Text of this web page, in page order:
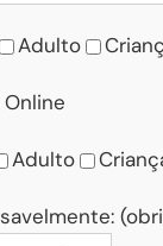
Adulto
Online
Adulto